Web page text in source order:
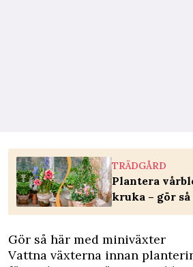
TRÄDGÅRD
Plantera
kruka – gör
Gör så här med miniväxter
Vattna växterna innan